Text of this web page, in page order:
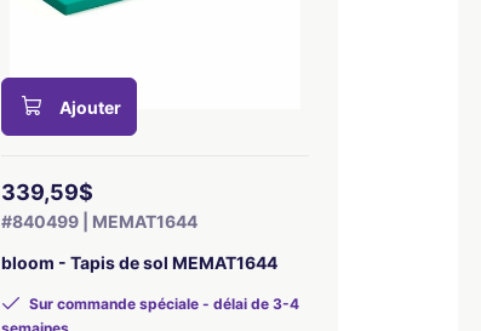
Ajouter
339,59$
#840499 | MEMAT1644
bloom - Tapis de sol MEMAT1644
Sur commande spéciale - délai de 3-4